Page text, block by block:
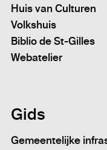
Huis van Culturen
Volkshuis
Biblio de St-Gilles
Webatelier
Gids
Gemeentelijke